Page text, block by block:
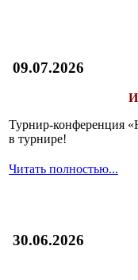
09.07.2026
Турнир-конференция
в турнире!
Читать полностью...
30.06.2026